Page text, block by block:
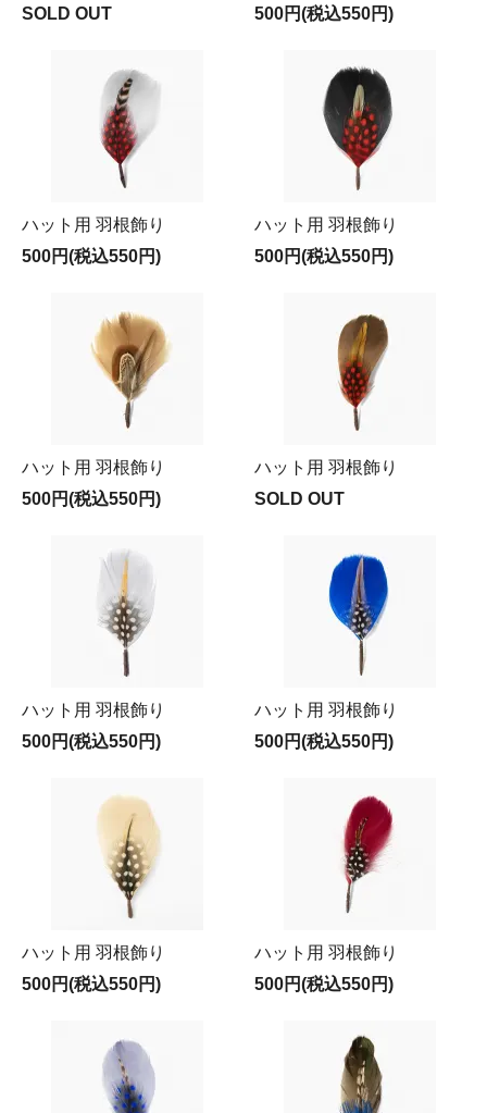
SOLD OUT
500円(税込550円)
ハット用 羽根飾り
500円(税込550円)
ハット用 羽根飾り
500円(税込550円)
ハット用 羽根飾り
500円(税込550円)
ハット用 羽根飾り
SOLD OUT
ハット用 羽根飾り
500円(税込550円)
ハット用 羽根飾り
500円(税込550円)
ハット用 羽根飾り
500円(税込550円)
ハット用 羽根飾り
500円(税込550円)